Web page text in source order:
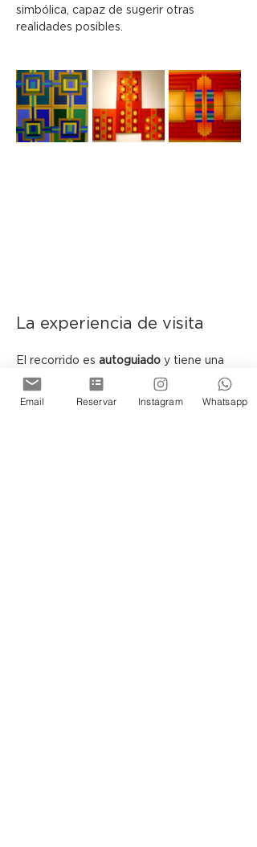
simbólica, capaz de sugerir otras
realidades posibles.
La experiencia de visita
El recorrido es autoguiado y tiene una
duración aproximada de
40 minutos
Email Reservar Instagram Whatsapp